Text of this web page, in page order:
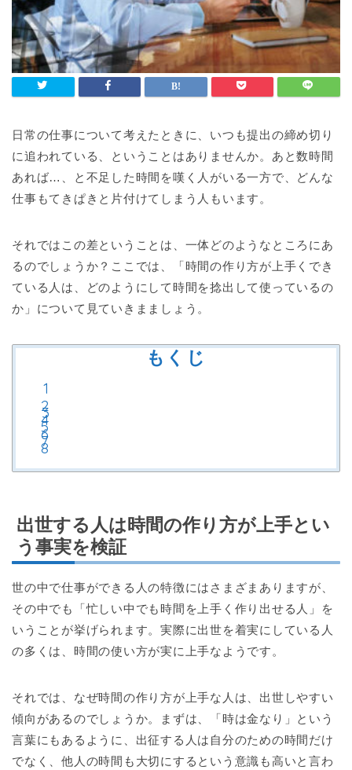
日常の仕事について考えたときに、いつも提出の締め切り
に追われている、ということはありませんか。あと数時間
あれば…、と不足した時間を嘆く人がいる一方で、どんな
仕事もてきぱきと片付けてしまう人もいます。
それではこの差ということは、一体どのようなところにあ
るのでしょうか？ここでは、「時間の作り方が上手くでき
ている人は、どのようにして時間を捻出して使っているの
か」について見ていきまましょう。
もくじ
出世する人は時間の作り方が上手とい
う事実を検証
世の中で仕事ができる人の特徴にはさまざまありますが、
その中でも「忙しい中でも時間を上手く作り出せる人」を
いうことが挙げられます。実際に出世を着実にしている人
の多くは、時間の使い方が実に上手なようです。
それでは、なぜ時間の作り方が上手な人は、出世しやすい
傾向があるのでしょうか。まずは、「時は金なり」という
言葉にもあるように、出征する人は自分のための時間だけ
でなく、他人の時間も大切にするという意識も高いと言わ